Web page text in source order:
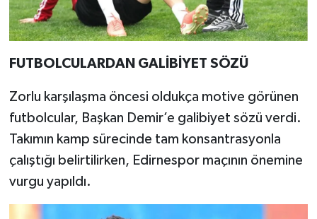
FUTBOLCULARDAN GALİBİYET SÖZÜ
Zorlu karşılaşma öncesi oldukça motive görünen
futbolcular, Başkan Demir’e galibiyet sözü verdi.
Takımın kamp sürecinde tam konsantrasyonla
çalıştığı belirtilirken, Edirnespor maçının önemine
vurgu yapıldı.